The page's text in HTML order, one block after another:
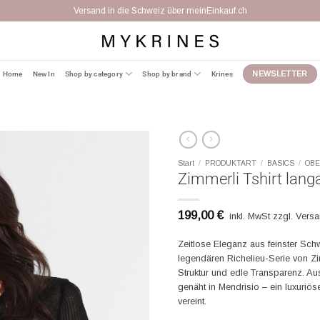
Versand in die Schweiz über meinEinkauf.ch
Home New In Shop by category Shop by brand Krines NEWSLETTER
Start / PRODUKTART / BASICS /
Zimmerli Tshirt
199,00€ inkl. MwSt zzgl.
Zeitlose Eleganz aus feinster
legendären Richelieu-Serie von
Struktur und edle Transparenz.
genäht in Mendrisio – ein
vereint.